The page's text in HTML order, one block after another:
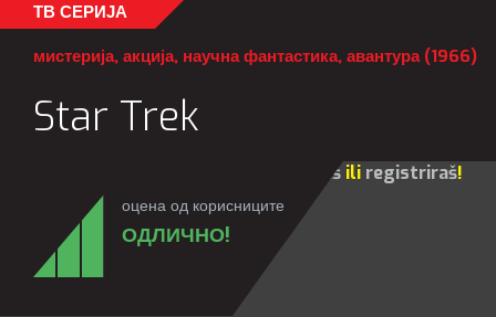
ТВ СЕРИЈА
мистерија, акција, научна фантастика, авантура(1966)
Star Trek
prijaviš ili registriraš!
оцена од корисниците
ОДЛИЧНО!